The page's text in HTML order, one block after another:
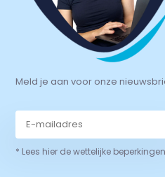
Meld je aan voor onze
* Lees hier de wettelijke beperkingen